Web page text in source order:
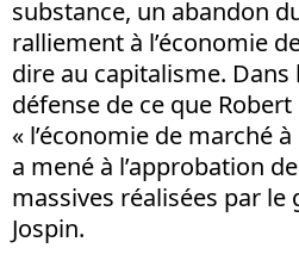
substance, un abandon
ralliement à l’économie
dire au capitalisme. Dans
défense de ce que
« l’économie de marché
a mené à l’approbation
massives réalisées par
Jospin.